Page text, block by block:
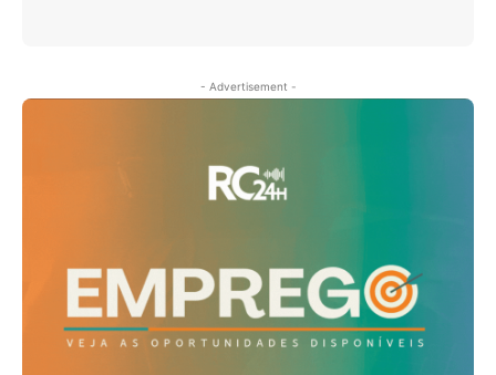
- Advertisement -